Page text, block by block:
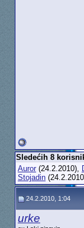
Sledećih 8
Auror(24.2.2010),
Stojadin
24.2.2010, 1:04
urke